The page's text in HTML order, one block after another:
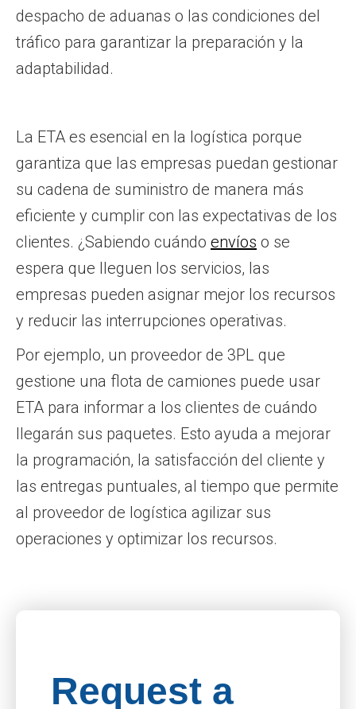
despacho de aduanas o las condiciones del
tráfico para garantizar la preparación y la
adaptabilidad.
La ETA es esencial en la logística porque
garantiza que las empresas puedan gestionar
su cadena de suministro de manera más
eficiente y cumplir con las expectativas de los
clientes. ¿Sabiendo cuándo envíos o se
espera que lleguen los servicios, las
empresas pueden asignar mejor los recursos
y reducir las interrupciones operativas.
Por ejemplo, un proveedor de 3PL que
gestione una flota de camiones puede usar
ETA para informar a los clientes de cuándo
llegarán sus paquetes. Esto ayuda a mejorar
la programación, la satisfacción del cliente y
las entregas puntuales, al tiempo que permite
al proveedor de logística agilizar sus
operaciones y optimizar los recursos.